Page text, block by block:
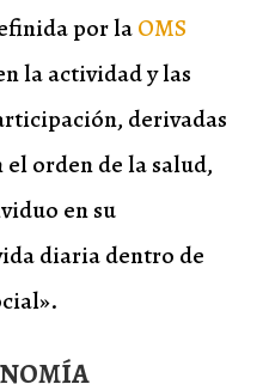
por laOMS
la actividad y las
derivadas
orden de la salud,
en su
diaria dentro de